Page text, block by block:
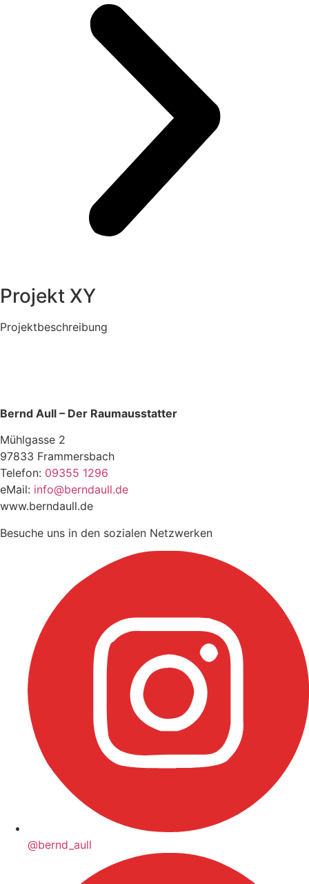
Projekt XY
Projektbeschreibung
Bernd Aull – Der Raumausstatter
Mühlgasse 2
97833 Frammersbach
Telefon: 09355 1296
eMail: info@berndaull.de
www.berndaull.de
Besuche uns in den sozialen Netzwerken
@bernd_aull